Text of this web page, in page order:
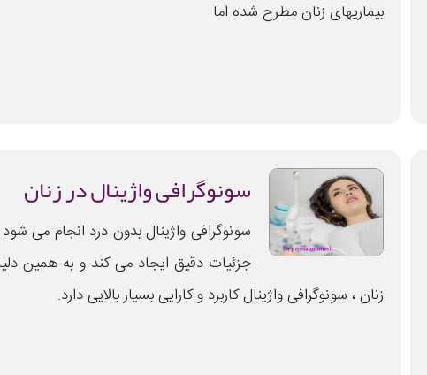
بیماریهای زنان مطرح شده اما
سونوگرافی واژینال در زنان
سونوگرافی واژینال بدون درد انجام می
جزئیات دقیق ایجاد می کند و به همین
زنان ، سونوگرافی واژینال کاربرد و کارایی بسیار بالایی دارد.